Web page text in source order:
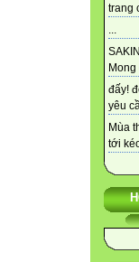
trang
...
đấy!
yêu
Mùa
tới